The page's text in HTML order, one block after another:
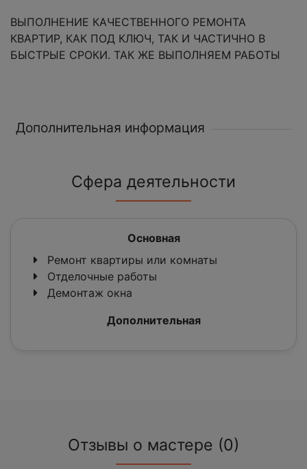
ВЫПОЛНЕНИЕ КАЧЕСТВЕННОГО РЕМОНТА
КВАРТИР, КАК ПОД КЛЮЧ, ТАК И ЧАСТИЧНО В
БЫСТРЫЕ СРОКИ. ТАК ЖЕ ВЫПОЛНЯЕМ РАБОТЫ
Дополнительная информация
Сфера деятельности
Основная
Ремонт квартиры или комнаты
Отделочные работы
Демонтаж окна
Дополнительная
Отзывы о мастере (0)